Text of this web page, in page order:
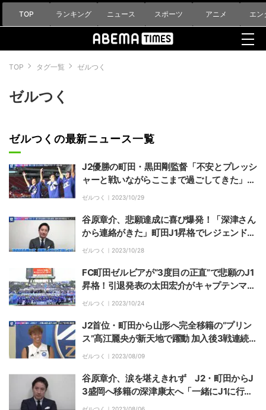
TOP ランキング ニュース スポーツ アニメ エン
TOP タグ一覧 ゼルつく
ゼルつく
ゼルつくの最新ニュース一覧
J2優勝の町田・黒田剛監督「不安とプレッシ
ャーと戦いながらここまで過ごしてきた」プ
ロクラブ指揮官1年目での悲願達成に歓喜
ゼルつく｜ 2023/10/29
谷原章介、悲願達成に喜び爆発！「深津さん
から連絡がきた」町田J1昇格でレジェンド選
手とのやりとりを明かす
ゼルつく｜ 2023/10/28
FC町田ゼルビアが“3度目の正直”で悲願のJ1
昇格！引退発表の太田宏介がキャプテンマー
クでスタメン出場！
ゼルつく｜ 2023/10/24
J2首位・町田から山形へ完全移籍の“プリン
ス”髙江麗央が新天地で躍動 加入後3戦連続
スタメン＆3連勝でPO圏内浮上の起爆剤とな
ゼルつく｜ 2023/08/09
谷原章介、涙を堪えきれず J2・町田からJ
3盛岡へ移籍の深津康太へ「一緒にJ1に行き
たかった…ただ、40歳までやりたいという目